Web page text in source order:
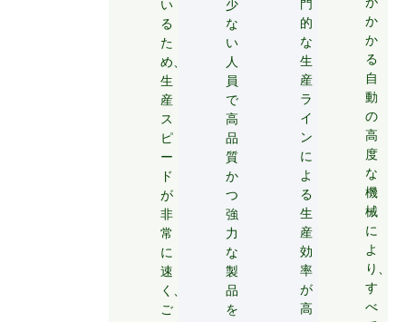
い
る
た
め、
生
産
ス
ピ
ー
ド
が
非
常
に
速
く、
ご
少
な
い
人
員
で
高
品
質
か
つ
強
力
な
製
品
を
的
な
生
産
ラ
イ
ン
に
よ
る
生
産
効
率
が
高
か
か
る
自
動
の
高
度
な
機
械
に
よ
り、
す
べ